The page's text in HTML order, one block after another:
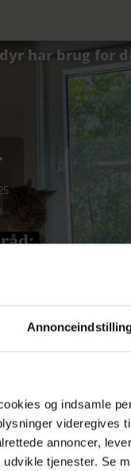
og indsamle
videregives
annoncer,
tjenester. Se